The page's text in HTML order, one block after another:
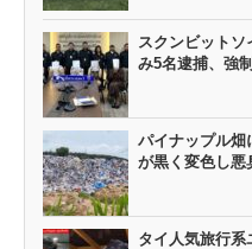
スクンビット
み5名逮捕、強
パイナップル畑
が黒く変色し悪
タイ人気旅行系